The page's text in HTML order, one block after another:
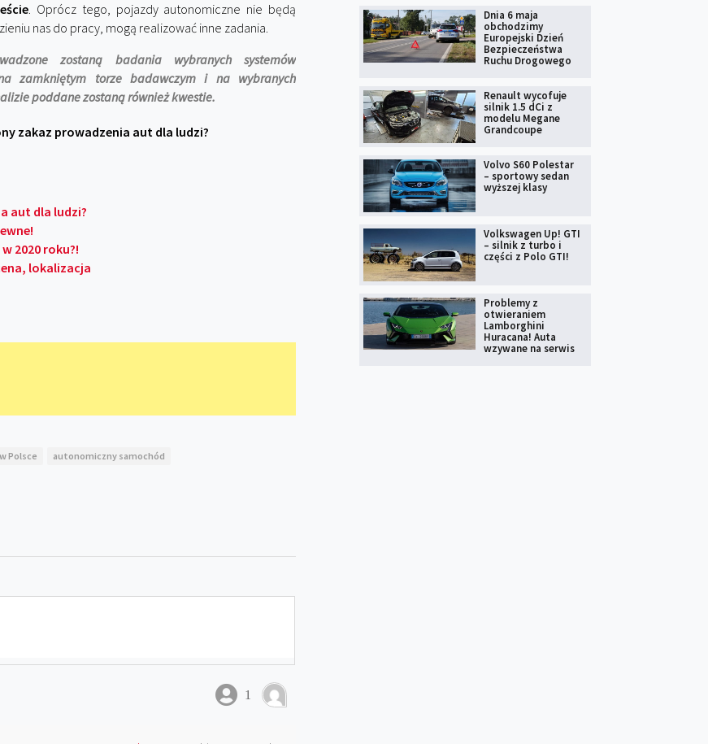
. Oprócz tego, pojazdy autonomiczne nie będą
nas do pracy, mogą realizować inne zadania.
zostaną badania wybranych systemów
zamkniętym torze badawczym i na wybranych
poddane zostaną również kwestie.
zakaz prowadzenia aut dla ludzi?
aut dla ludzi?
2020 roku?!
lokalizacja
Polsce autonomiczny samochód
1
Dnia 6 maja
obchodzimy
Europejski Dzień
Bezpieczeństwa
Ruchu Drogowego
Renault wycofuje
silnik 1.5 dCi z
modelu Megane
Grandcoupe
Volvo S60 Polestar
– sportowy sedan
wyższej klasy
Volkswagen Up! GTI
– silnik z turbo i
części z Polo GTI!
Problemy z
otwieraniem
Lamborghini
Huracana! Auta
wzywane na serwis